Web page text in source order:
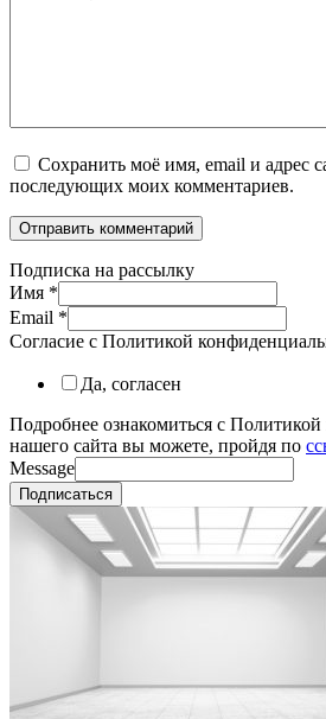
Сохранить моё имя, email и адрес
последующих моих комментариев.
Подписка на рассылку
Имя *
Email *
Согласие с Политикой
Да, согласен
Подробнее ознакомиться с
нашего сайта вы можете, пройдя по
Message
Подписаться